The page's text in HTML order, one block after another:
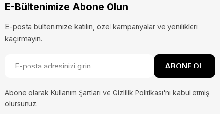
E-Bültenimize Abone Olun
E-posta bültenimize katılın, özel kampanyalar ve yenilikleri
kaçırmayın.
posta
ABONE OL
Abone olarak Kullanım Şartları ve Gizlilik Politikası'nı kabul etmiş
olursunuz.